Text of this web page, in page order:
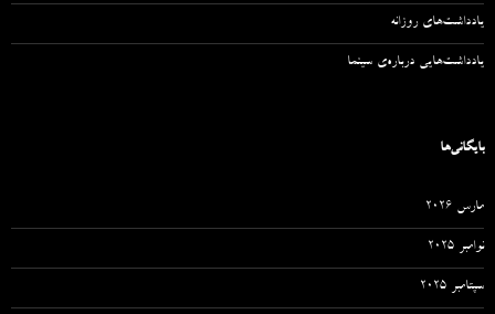
یادداشت‌های روزانه
یادداشت‌هایی درباره‌ی سینما
بایگانی‌ها
مارس 2026
نوامبر 2025
سپتامبر 2025